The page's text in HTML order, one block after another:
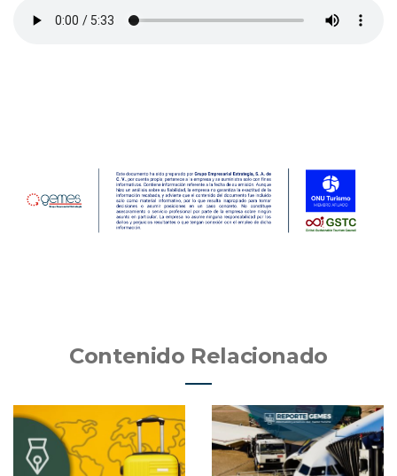
Contenido Relacionado